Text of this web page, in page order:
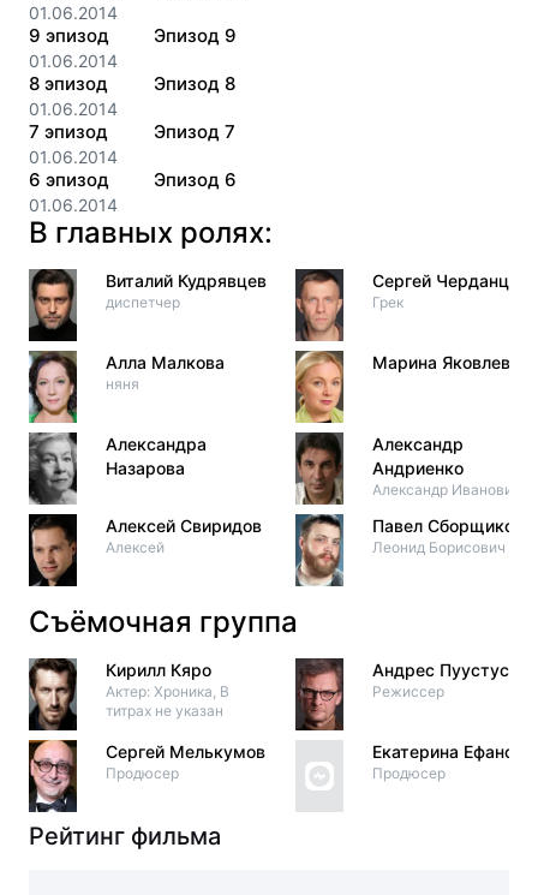
01.06.2014
9 эпизод
01.06.2014
Эпизод 9
8 эпизод
01.06.2014
Эпизод 8
7 эпизод
01.06.2014
Эпизод 7
6 эпизод
01.06.2014
Эпизод 6
В главных ролях:
Виталий Кудрявцев
диспетчер
Алла Малкова
няня
Александра
Назарова
Алексей Свиридов
Алексей
Сергей Черданцев
Грек
Марина Яковлева
Александр
Андриенко
Александр Иванович
Павел Сборщиков
Леонид Борисович
Съёмочная группа
Кирилл Кяро
Актер: Хроника, В
титрах не указан
Сергей Мелькумов
Продюсер
Андрес
Режиссер
Екатерина Ефанова
Продюсер
Рейтинг фильма